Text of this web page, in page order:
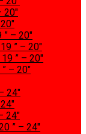
20″
– 20″
” – 20″
” – 20″
– 20″
24″
24″
” – 24″